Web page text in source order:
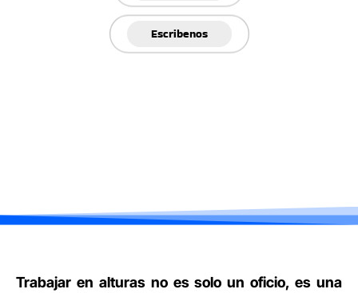
Escribenos
Trabajar en alturas no es solo un oficio, es una